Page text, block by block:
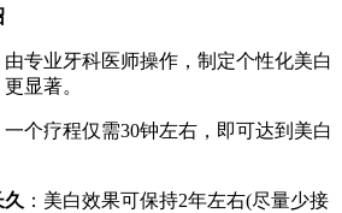
由专业牙科医师操作，制定个性化美白
显著。
一个疗程仅需30钟左右，即可达到美白
：美白效果可保持2年左右(尽量少接